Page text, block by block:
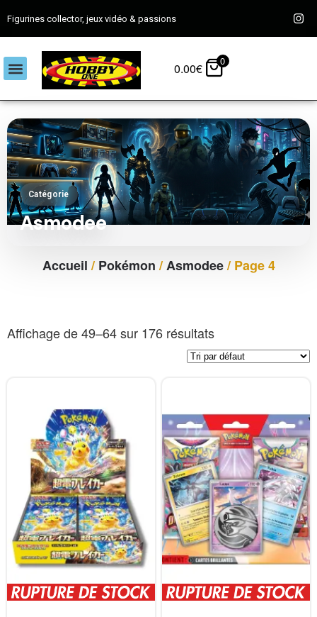
Figurines collector, jeux vidéo & passions
0.00€ 0
Catégorie
Asmodee
Accueil /Pokémon /Asmodee/ Page 4
Affichage de 49–64 sur 176 résultats